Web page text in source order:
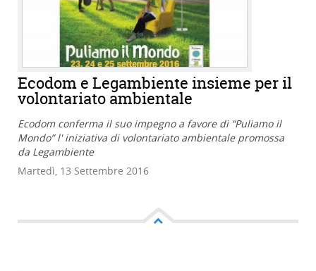
Ecodom e Legambiente insieme per il
volontariato ambientale
Ecodom conferma il suo impegno a favore di “Puliamo il
Mondo” l' iniziativa di volontariato ambientale promossa
da Legambiente
Martedì, 13 Settembre 2016